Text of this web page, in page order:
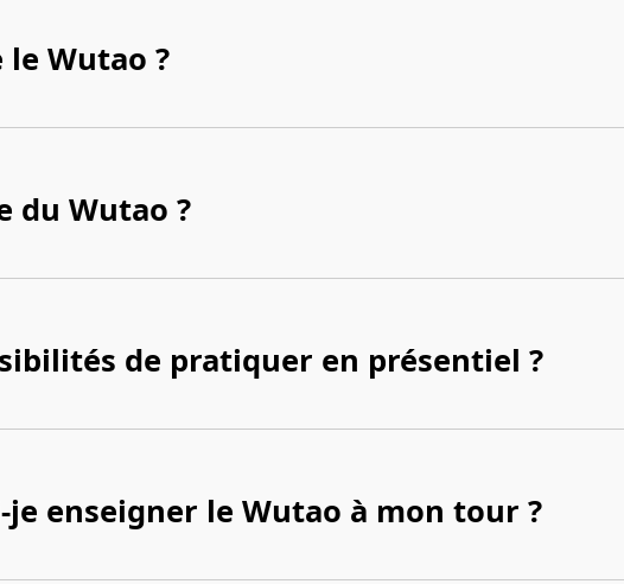
le Wutao ?
du Wutao ?
de pratiquer en présentiel ?
enseigner le Wutao à mon tour ?